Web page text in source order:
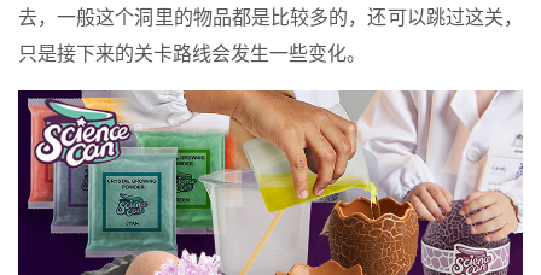
去，一般这个洞里的物品都是比较多的，还可以跳过这关，
只是接下来的关卡路线会发生一些变化。